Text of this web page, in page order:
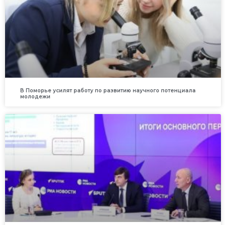
В Поморье усилят работу по развитию научного потенциала
молодежи